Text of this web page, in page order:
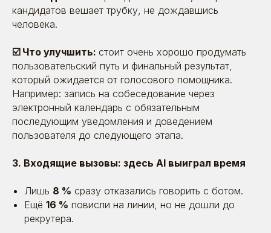
кандидатов вешает трубку, не дождавшись
человека.
☑️ Что улучшить: стоит очень хорошо продумать
пользовательский путь и финальный результат,
который ожидается от голосового помощника.
Например: запись на собеседование через
электронный календарь с обязательным
последующим уведомления и доведением
пользователя до следующего этапа.
3. Входящие вызовы: здесь AI выиграл время
Лишь 8 % сразу отказались говорить с ботом.
Ещё 16 % повисли на линии, но не дошли до
рекрутера.